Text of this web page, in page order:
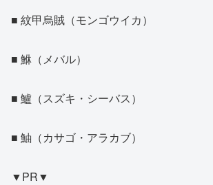
■ 紋甲烏賊（モンゴウイカ）
■ 鮴（メバル）
■ 鱸（スズキ・シーバス）
■ 鮋（カサゴ・アラカブ）
▼PR▼